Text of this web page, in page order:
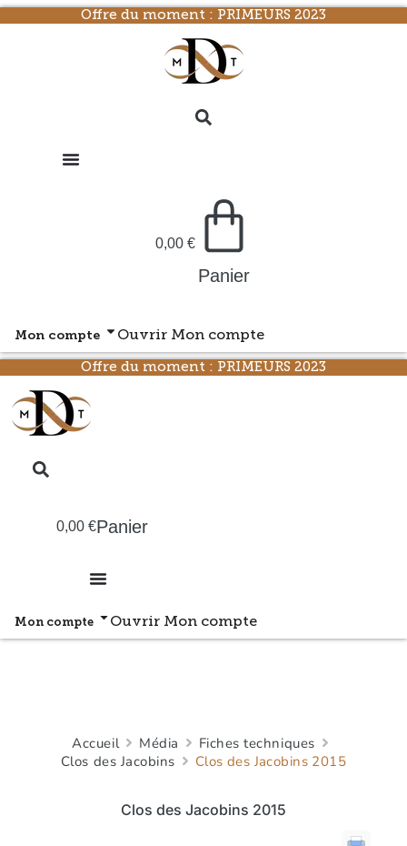
Offre du moment : PRIMEURS 2023
0,00 €
Panier
Mon compte Ouvrir Mon compte
Offre du moment : PRIMEURS 2023
0,00 €Panier
Mon compte Ouvrir Mon compte
Accueil Média
Fiches techniques
Clos des Jacobins
Clos des Jacobins 2015
Clos des Jacobins 2015